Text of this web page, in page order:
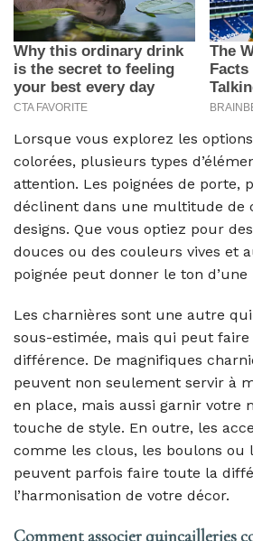
Lorsque vous explorez les
colorées, plusieurs types
attention. Les poignées de porte,
déclinent dans une multitude de
designs. Que vous optiez pour
douces ou des couleurs vives et
poignée peut donner le ton d’une
Les charnières sont une autre
sous-estimée, mais qui peut faire
différence. De magnifiques
peuvent non seulement servir à
en place, mais aussi garnir votre
touche de style. En outre, les
comme les clous, les boulons ou
peuvent parfois faire toute la
l’harmonisation de votre décor.
Comment associer quincailleries